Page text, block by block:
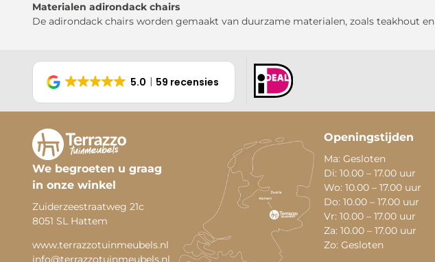
Materialen adirondack chairs
De adirondack chairs worden gemaakt van duurzame materialen, zoals teakhout en
5.0 59 recensies
We begroeten u graag
in onze winkel
Zuiderzeestraatweg 21c
8051 SL Hattem
www.terrazzotuinmeubels.nl
info@terrazzotuinmeubels.nl
Openingstijden
Ma: Gesloten
Di: 10.00 – 17.00 uur
Wo: 10.00 – 17.00 uur
Do: 10.00 – 17.00 uur
Vr: 10.00 – 17.00 uur
Za: 10.00 – 17.00 uur
Zo: Gesloten